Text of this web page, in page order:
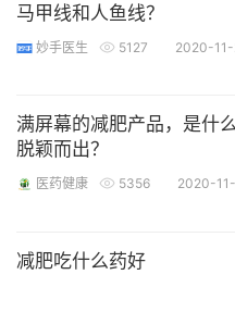
马甲线和人鱼线？
妙手医生 5127 2020-
满屏幕的减肥产品，是什
脱颖而出？
医药健康 5356 2020-
减肥吃什么药好